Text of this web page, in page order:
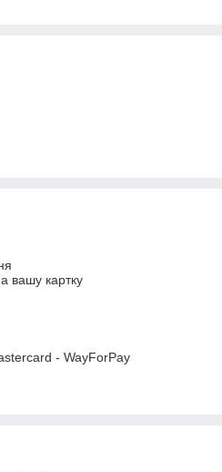
вашу картку
- WayForPay